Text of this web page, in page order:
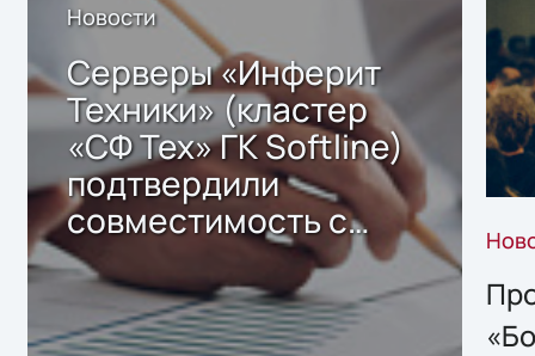
Новости
Серверы «Инферит
Техники» (кластер
«СФ Тех» ГК Softline)
подтвердили
совместимость с
решением Sharx
Storage 2.x для
хранения данных